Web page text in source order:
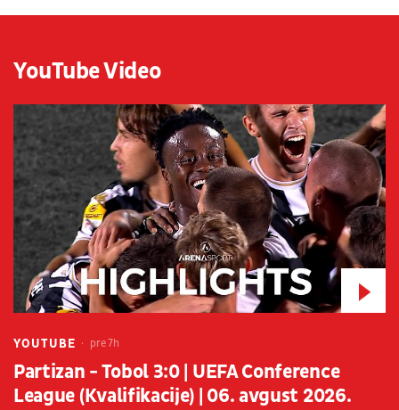
YouTube Video
YOUTUBE pre 7h
Partizan - Tobol 3:0 | UEFA Conference
League (Kvalifikacije) | 06. avgust 2026.